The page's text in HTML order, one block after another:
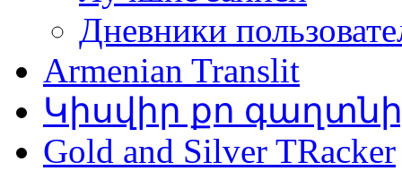
Дневники
Armenian Translit
Կիսվիր քո
Gold and Silver TRacker